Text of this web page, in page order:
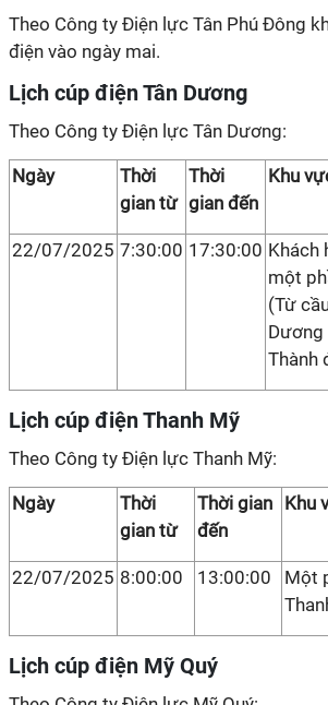
Theo Công ty Điện lực Tân Phú Đông
điện vào ngày mai.
Lịch cúp điện Tân Dương
Theo Công ty Điện lực Tân Dương:
Ngày
Thời
gian từ
Thời
gian đến
Khu
22/07/2025 7:30:00 17:30:00 Khách
một
(Từ
Dương
Thành
Lịch cúp điện Thanh Mỹ
Theo Công ty Điện lực Thanh Mỹ:
Ngày
Thời
gian từ
Thời gian
đến
Khu
22/07/2025 8:00:00 13:00:00
Một
Lịch cúp điện Mỹ Quý